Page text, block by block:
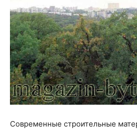
Современные строительные